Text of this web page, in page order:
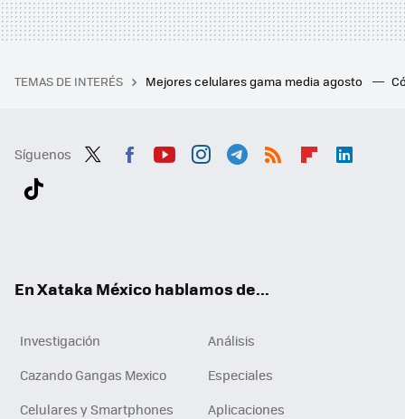
TEMAS DE INTERÉS Mejores celulares gama media agosto
Síguenos
En Xataka México hablamos de...
Investigación
Análisis
Cazando Gangas Mexico
Especiales
Celulares y Smartphones
Aplicaciones